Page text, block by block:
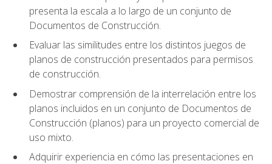
presenta la escala a lo largo de un conjunto de
Documentos de Construcción.
Evaluar las similitudes entre los distintos juegos de
planos de construcción presentados para permisos
de construcción.
Demostrar comprensión de la interrelación entre los
planos incluidos en un conjunto de Documentos de
Construcción (planos) para un proyecto comercial de
uso mixto.
Adquirir experiencia en cómo las presentaciones en